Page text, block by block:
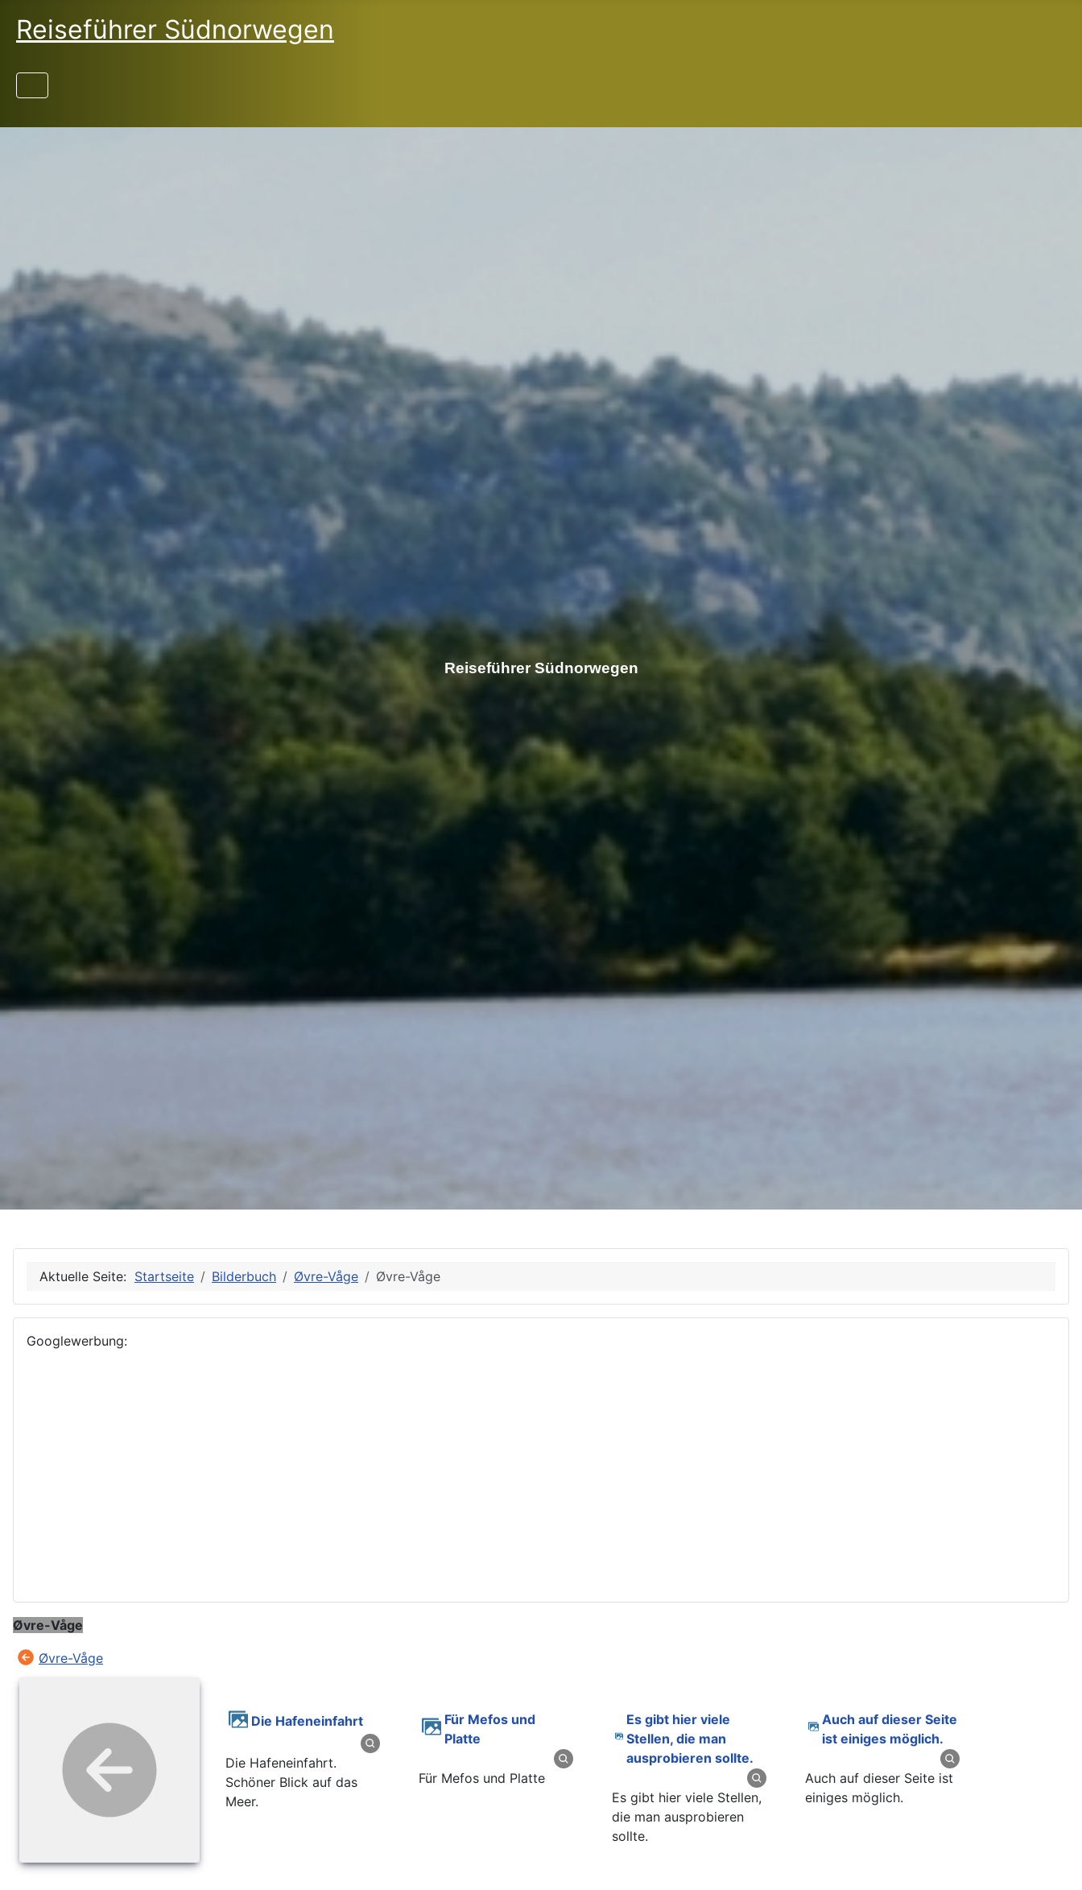
Reiseführer Südnorwegen
Reiseführer Südnorwegen
Aktuelle Seite: Startseite Bilderbuch Øvre-Våge Øvre-Våge
Googlewerbung:
Øvre-Våge
Øvre-Våge
Die Hafeneinfahrt
Die Hafeneinfahrt.
Schöner Blick auf das
Meer.
Für Mefos und
Platte
Für Mefos und Platte
Es gibt hier viele
Stellen, die man
ausprobieren sollte.
Es gibt hier viele Stellen,
die man ausprobieren
sollte.
Auch auf dieser Seite
ist einiges möglich.
Auch auf dieser Seite ist
einiges möglich.